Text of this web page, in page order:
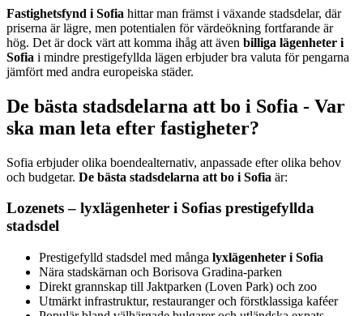
Fastighetsfynd i Sofia hittar man främst i växande stadsdelar, där
priserna är lägre, men potentialen för värdeökning fortfarande är
hög. Det är dock värt att komma ihåg att även billiga lägenheter i
Sofia i mindre prestigefyllda lägen erbjuder bra valuta för pengarna
jämfört med andra europeiska städer.
De bästa stadsdelarna att bo i Sofia - Var
ska man leta efter fastigheter?
Sofia erbjuder olika boendealternativ, anpassade efter olika behov
och budgetar. De bästa stadsdelarna att bo i Sofia är:
Lozenets – lyxlägenheter i Sofias prestigefyllda
stadsdel
Prestigefylld stadsdel med många lyxlägenheter i Sofia
Nära stadskärnan och Borisova Gradina-parken
Direkt grannskap till Jaktparken (Loven Park) och zoo
Utmärkt infrastruktur, restauranger och förstklassiga kaféer